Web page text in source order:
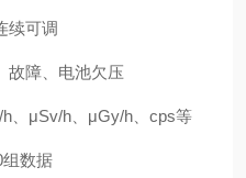
续可调
故障、电池欠压
、μSv/h、μGy/h、cps等
组数据